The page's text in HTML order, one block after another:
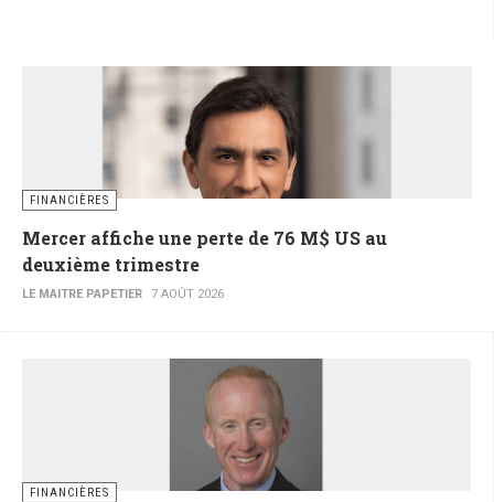
FINANCIÈRES
Mercer affiche une perte de 76 M$ US au
deuxième trimestre
LE MAITRE PAPETIER 7 AOÛT 2026
FINANCIÈRES